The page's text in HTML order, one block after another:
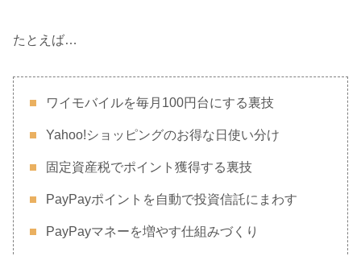
たとえば…
ワイモバイルを毎月100円台にする裏技
Yahoo!ショッピングのお得な日使い分け
固定資産税でポイント獲得する裏技
PayPayポイントを自動で投資信託にまわす
PayPayマネーを増やす仕組みづくり